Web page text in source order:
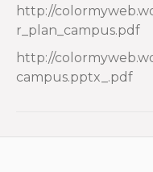
http://
r_plan_campus.pdf
http://
campus.pptx_.pdf